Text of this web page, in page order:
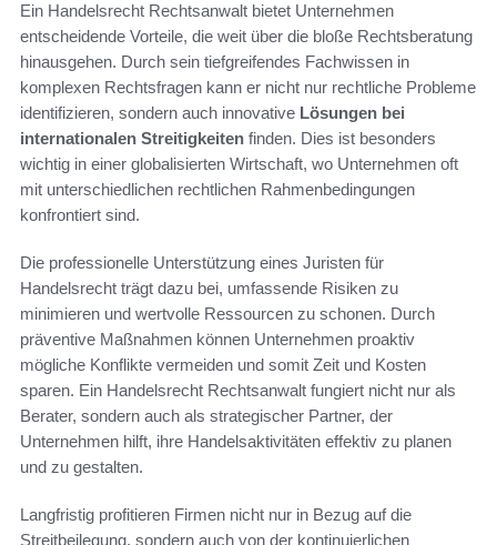
Ein Handelsrecht Rechtsanwalt bietet Unternehmen
entscheidende Vorteile, die weit über die bloße Rechtsberatung
hinausgehen. Durch sein tiefgreifendes Fachwissen in
komplexen Rechtsfragen kann er nicht nur rechtliche Probleme
identifizieren, sondern auch innovative Lösungen bei
internationalen Streitigkeiten finden. Dies ist besonders
wichtig in einer globalisierten Wirtschaft, wo Unternehmen oft
mit unterschiedlichen rechtlichen Rahmenbedingungen
konfrontiert sind.
Die professionelle Unterstützung eines Juristen für
Handelsrecht trägt dazu bei, umfassende Risiken zu
minimieren und wertvolle Ressourcen zu schonen. Durch
präventive Maßnahmen können Unternehmen proaktiv
mögliche Konflikte vermeiden und somit Zeit und Kosten
sparen. Ein Handelsrecht Rechtsanwalt fungiert nicht nur als
Berater, sondern auch als strategischer Partner, der
Unternehmen hilft, ihre Handelsaktivitäten effektiv zu planen
und zu gestalten.
Langfristig profitieren Firmen nicht nur in Bezug auf die
Streitbeilegung, sondern auch von der kontinuierlichen